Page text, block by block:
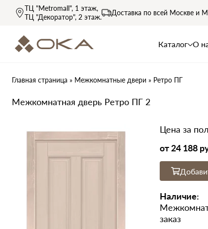
ТЦ "Metromall", 1 этаж,
ТЦ "Декоратор", 2 этаж.
Доставка по всей Москве и
Каталог О
Главная страница » Межкомнатные двери » Ретро ПГ
Межкомнатная дверь Ретро ПГ 2
Цена за
от 24 188
Наличие:
заказ